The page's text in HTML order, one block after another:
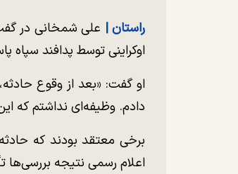
راستان | علی شمخانی در
اوکراینی توسط پدافند سپاه
او گفت: «بعد از وقوع
دادم. وظیفه‌ای نداشتم که
برخی معتقد بودند که
اعلام رسمی نتیجه بررسی‌ها